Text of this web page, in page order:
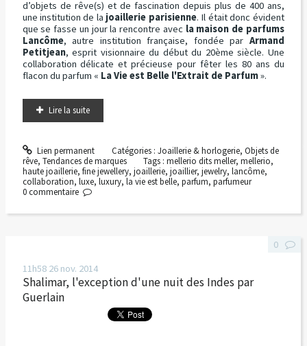
d’objets de rêve(s) et de fascination depuis plus de 400 ans,
une institution de la joaillerie parisienne. Il était donc évident
que se fasse un jour la rencontre avec la maison de parfums
Lancôme, autre institution française, fondée par Armand
Petitjean, esprit visionnaire du début du 20ème siècle. Une
collaboration délicate et précieuse pour fêter les 80 ans du
flacon du parfum « La Vie est Belle l'Extrait de Parfum».
Lire la suite
Lien permanent Catégories : Joaillerie & horlogerie, Objets de
rêve, Tendances de marques Tags :mellerio dits meller,mellerio,
haute joaillerie, fine jewellery, joaillerie, joaillier, jewelry, lancôme,
collaboration, luxe, luxury, la vie est belle, parfum, parfumeur
0 commentaire
11h58 26 nov. 2014
Shalimar, l'exception d'une nuit des Indes par
Guerlain
0